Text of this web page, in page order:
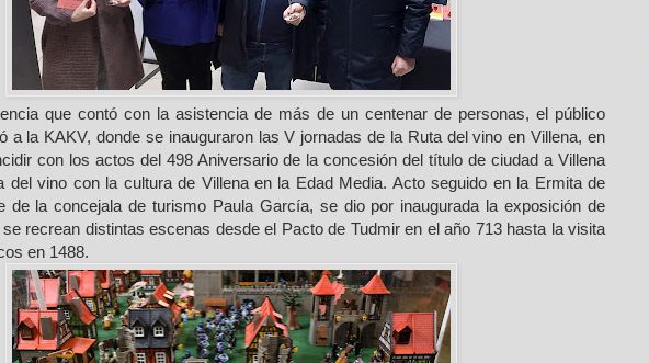
que contó con la asistencia de más de un centenar de personas, el público
a la KAKV, donde se inauguraron las V jornadas de la Ruta del vino en Villena, en
con los actos del 498 Aniversario de la concesión del título de ciudad a Villena
del vino con la cultura de Villena en la Edad Media. Acto seguido en la Ermita de
de la concejala de turismo Paula García, se dio por inaugurada la exposición de
recrean distintas escenas desde el Pacto de Tudmir en el año 713 hasta la visita
en 1488.